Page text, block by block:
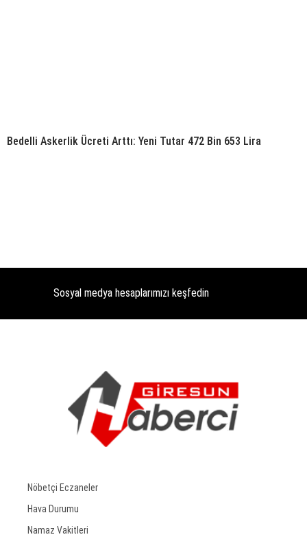
Bedelli Askerlik Ücreti Arttı: Yeni Tutar 472 Bin 653 Lira
Sosyal medya hesaplarımızı keşfedin
Nöbetçi Eczaneler
Hava Durumu
Namaz Vakitleri